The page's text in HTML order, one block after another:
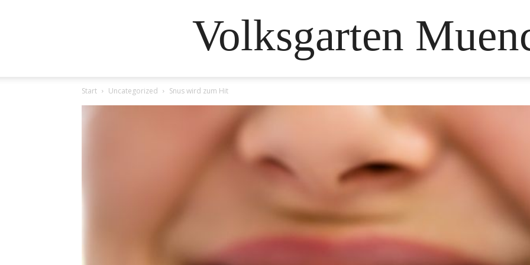
Volksgarten
Start Uncategorized Snus wird zum Hit